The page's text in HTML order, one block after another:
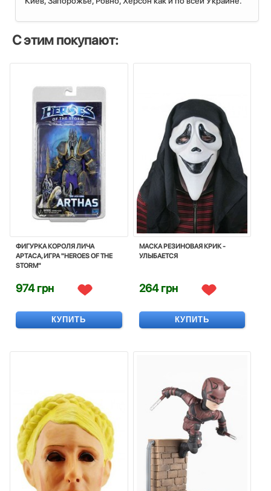
С этим покупают:
ФИГУРКА КОРОЛЯ ЛИЧА
АРТАСА, ИГРА "HEROES OF THE
STORM"
974 грн
КУПИТЬ
МАСКА РЕЗИНОВАЯ КРИК -
УЛЫБАЕТСЯ
264 грн
КУПИТЬ